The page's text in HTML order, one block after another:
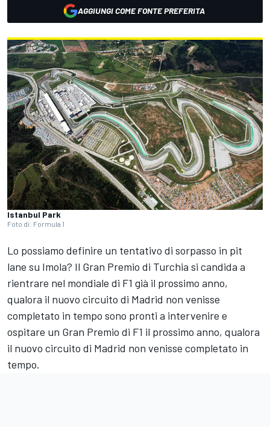
AGGIUNGI COME FONTE PREFERITA
Istanbul Park
Foto di: Formula 1
Lo possiamo definire un tentativo di sorpasso in pit
lane su Imola? Il Gran Premio di Turchia si candida a
rientrare nel mondiale di F1 già il prossimo anno,
qualora il nuovo circuito di Madrid non venisse
completato in tempo sono pronti a intervenire e
ospitare un Gran Premio di F1 il prossimo anno, qualora
il nuovo circuito di Madrid non venisse completato in
tempo.